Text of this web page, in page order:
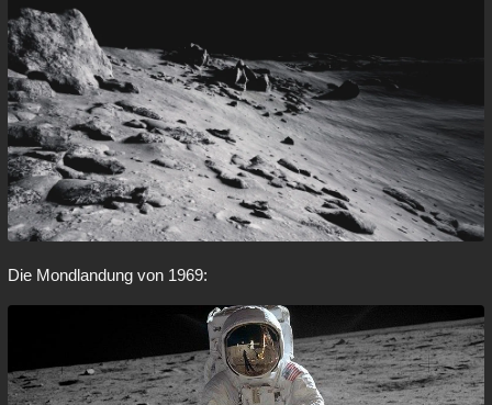
Die Mondlandung von 1969: